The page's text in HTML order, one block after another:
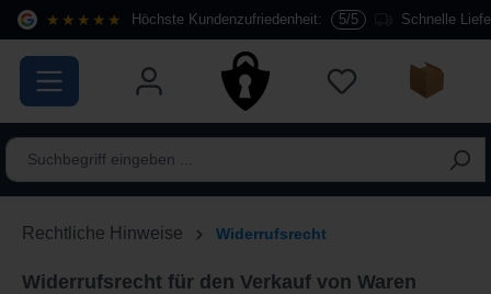
springen Schnelle
★★★★★ Höchste Kundenzufriedenheit: 5/5
Rechtliche Hinweise Widerrufsrecht
Widerrufsrecht für den Verkauf von Waren